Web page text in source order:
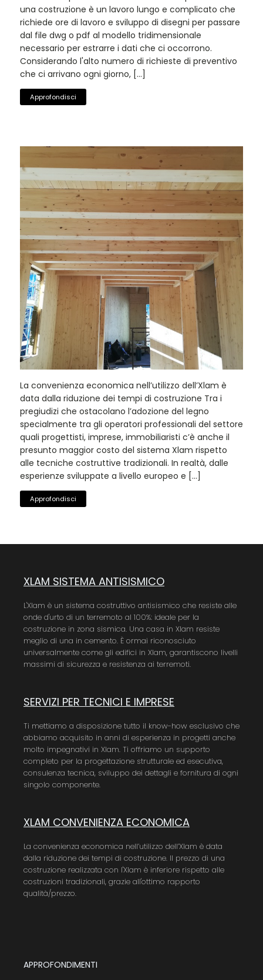
una costruzione è un lavoro lungo e complicato che
richiede ore di lavoro e sviluppo di disegni per passare
dal file dwg o pdf al modello tridimensionale
necessario per estrarre i dati che ci occorrono.
Considerando l'alto numero di richieste di preventivo
che ci arrivano ogni giorno, […]
Approfondisci
Xlam: convenienza economica
La convenienza economica nell’utilizzo dell’Xlam è
data dalla riduzione dei tempi di costruzione Tra i
pregiudizi che ostacolano l’adozione del legno
specialmente tra gli operatori professionali del settore
quali progettisti, imprese, immobiliaristi c’è anche il
presunto maggior costo del sistema Xlam rispetto
alle tecniche costruttive tradizionali. In realtà, dalle
esperienze sviluppate a livello europeo e […]
Approfondisci
XLAM SISTEMA ANTISISMICO
L'Xlam è un sistema costruttivo antisismico che resiste alle
onde d'urto di un terremoto al 100%: ideale per la
costruzione in zona sismica. Una casa in Xlam resiste
meglio di una in cemento. È ormai riconosciuto
universalmente come gli edifici in Xlam, garantiscono livelli
massimi di sicurezza e resistenza ai terremoti.
SERVIZI PER TECNICI E IMPRESE
Ti mettiamo a disposizione tutto il know-how esclusivo che
abbiamo acquisito in anni di esperienza in progetti anche
molto impegnativi in Xlam. Ti offriamo un supporto
completo per la progettazione strutturale ed esecutiva,
consulenza tecnica, sviluppo dei dettagli e fornitura di ogni
singolo componente.
XLAM CONVENIENZA ECONOMICA
La convenienza economica nell’utilizzo dell’Xlam è data
dalla riduzione dei tempi di costruzione. Il prezzo di una
costruzione realizzata con l'Xlam è inferiore rispetto alle
costruzioni tradizionali, grazie all'ottimo rapporto
qualità/prezzo.
APPROFONDIMENTI